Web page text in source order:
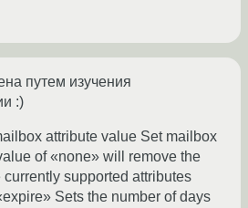
путем изучения
:)
attribute value Set mailbox
of «none» will remove the
currently supported attributes
Sets the number of days